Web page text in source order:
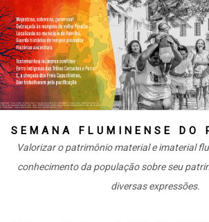
A
SEMANA
SEMANA FLUMINENSE DO
Valorizar o patrimônio material e imaterial
conhecimento da população sobre seu
diversas expressões.